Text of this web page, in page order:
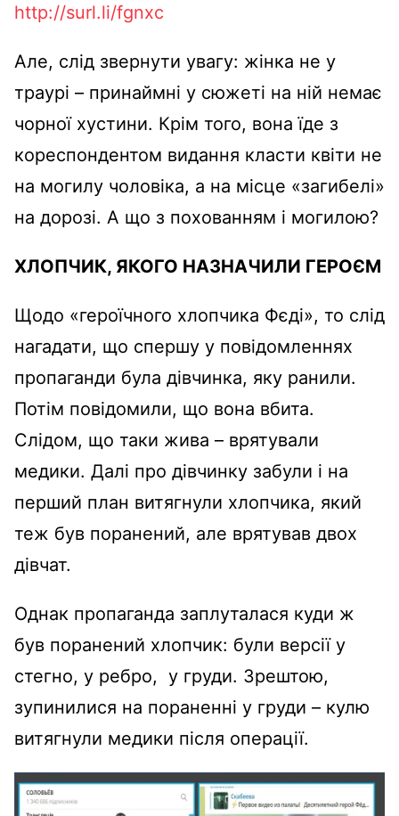
http://surl.li/fgnxc
Але, слід звернути увагу: жінка не у
траурі – принаймні у сюжеті на ній немає
чорної хустини. Крім того, вона їде з
кореспондентом видання класти квіти не
на могилу чоловіка, а на місце «загибелі»
на дорозі. А що з похованням і могилою?
ХЛОПЧИК, ЯКОГО НАЗНАЧИЛИ ГЕРОЄМ
Щодо «героїчного хлопчика Фєді», то слід
нагадати, що спершу у повідомленнях
пропаганди була дівчинка, яку ранили.
Потім повідомили, що вона вбита.
Слідом, що таки жива – врятували
медики. Далі про дівчинку забули і на
перший план витягнули хлопчика, який
теж був поранений, але врятував двох
дівчат.
Однак пропаганда заплуталася куди ж
був поранений хлопчик: були версії у
стегно, у ребро, у груди. Зрештою,
зупинилися на пораненні у груди – кулю
витягнули медики після операції.